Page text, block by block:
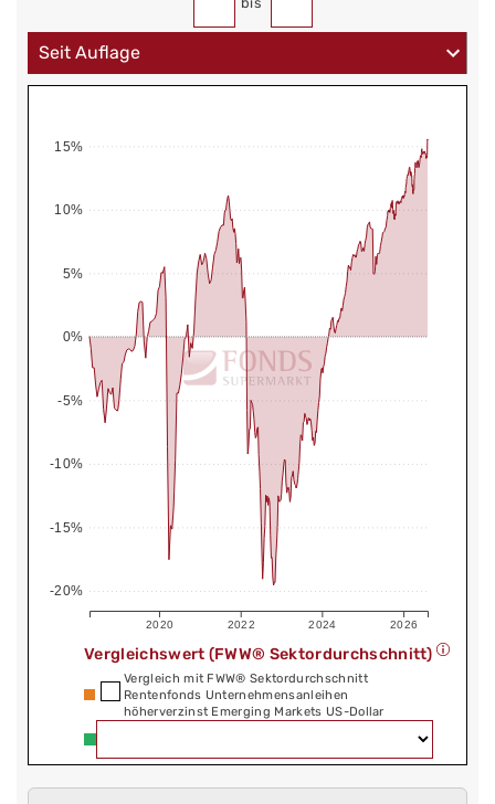
2020 2022 2024 2026
-20%
-15%
-10%
-5%
0%
5%
10%
15%
Vergleichswert (FWW® Sektordurchschnitt)
Vergleich mit FWW® Sektordurchschnitt
Rentenfonds Unternehmensanleihen
höherverzinst Emerging Markets US-Dollar